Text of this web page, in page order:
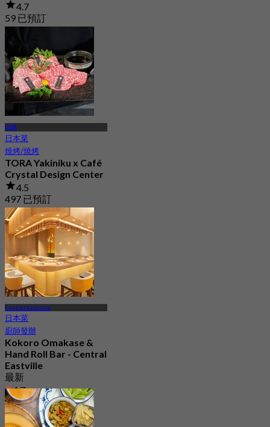
4.7
59 已預訂
฿ 562.5
叻抛
日本菜
燒烤/燒烤
TORA Yakiniku x Café
Crystal Design Center
4.5
497 已預訂
起฿ 941
Central Eastville
日本菜
廚師發辦
Kokoro Omakase &
Hand Roll Bar - Central
Eastville
最新
4.7
起฿ 1,290